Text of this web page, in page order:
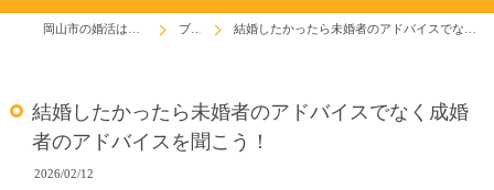
ブログ 結婚したかったら未婚者のアドバイスでなく成婚者のアドバイスを聞こう！
結婚したかったら未婚者のアドバイスでなく成婚
者のアドバイスを聞こう！
2026/02/12